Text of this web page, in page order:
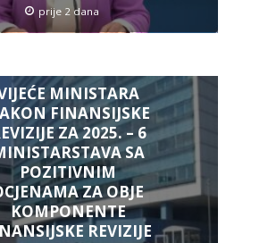
prije 2 dana
MINISTARA
FINANSIJSKE
ZA 2025. – 6
SA
POZITIVNIM
ZA OBJE
KOMPONENTE
REVIZIJE